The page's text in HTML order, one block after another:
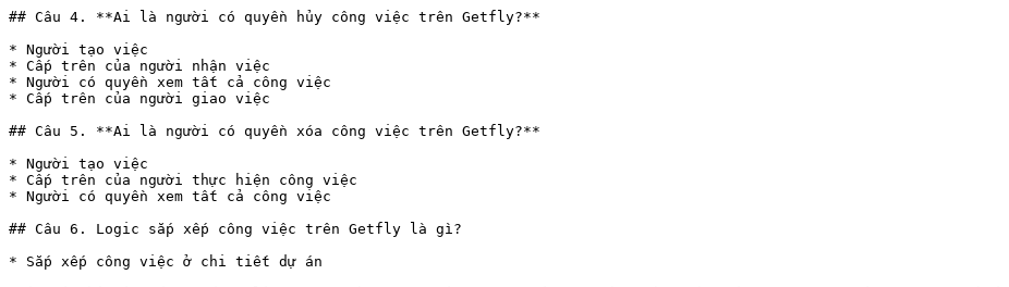
## Câu 4. **Ai là người có quyền hủy công việc trên Getfly?**
* Người tạo việc
* Cấp trên của người nhận việc
* Người có quyền xem tất cả công việc
* Cấp trên của người giao việc
## Câu 5. **Ai là người có quyền xóa công việc trên Getfly?**
* Người tạo việc
* Cấp trên của người thực hiện công việc
* Người có quyền xem tất cả công việc
## Câu 6. Logic sắp xếp công việc trên Getfly là gì?
* Sắp xếp công việc ở chi tiết dự án